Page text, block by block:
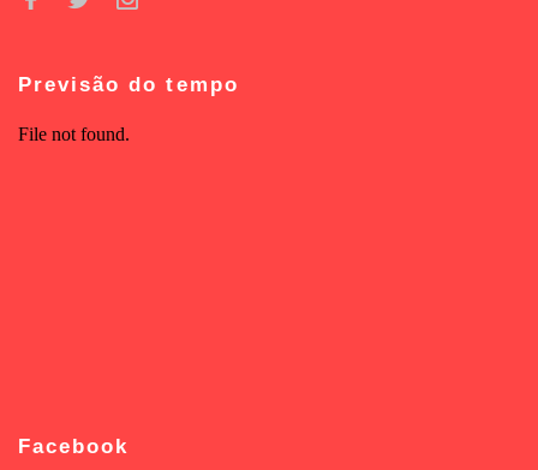
Previsão do tempo
Facebook